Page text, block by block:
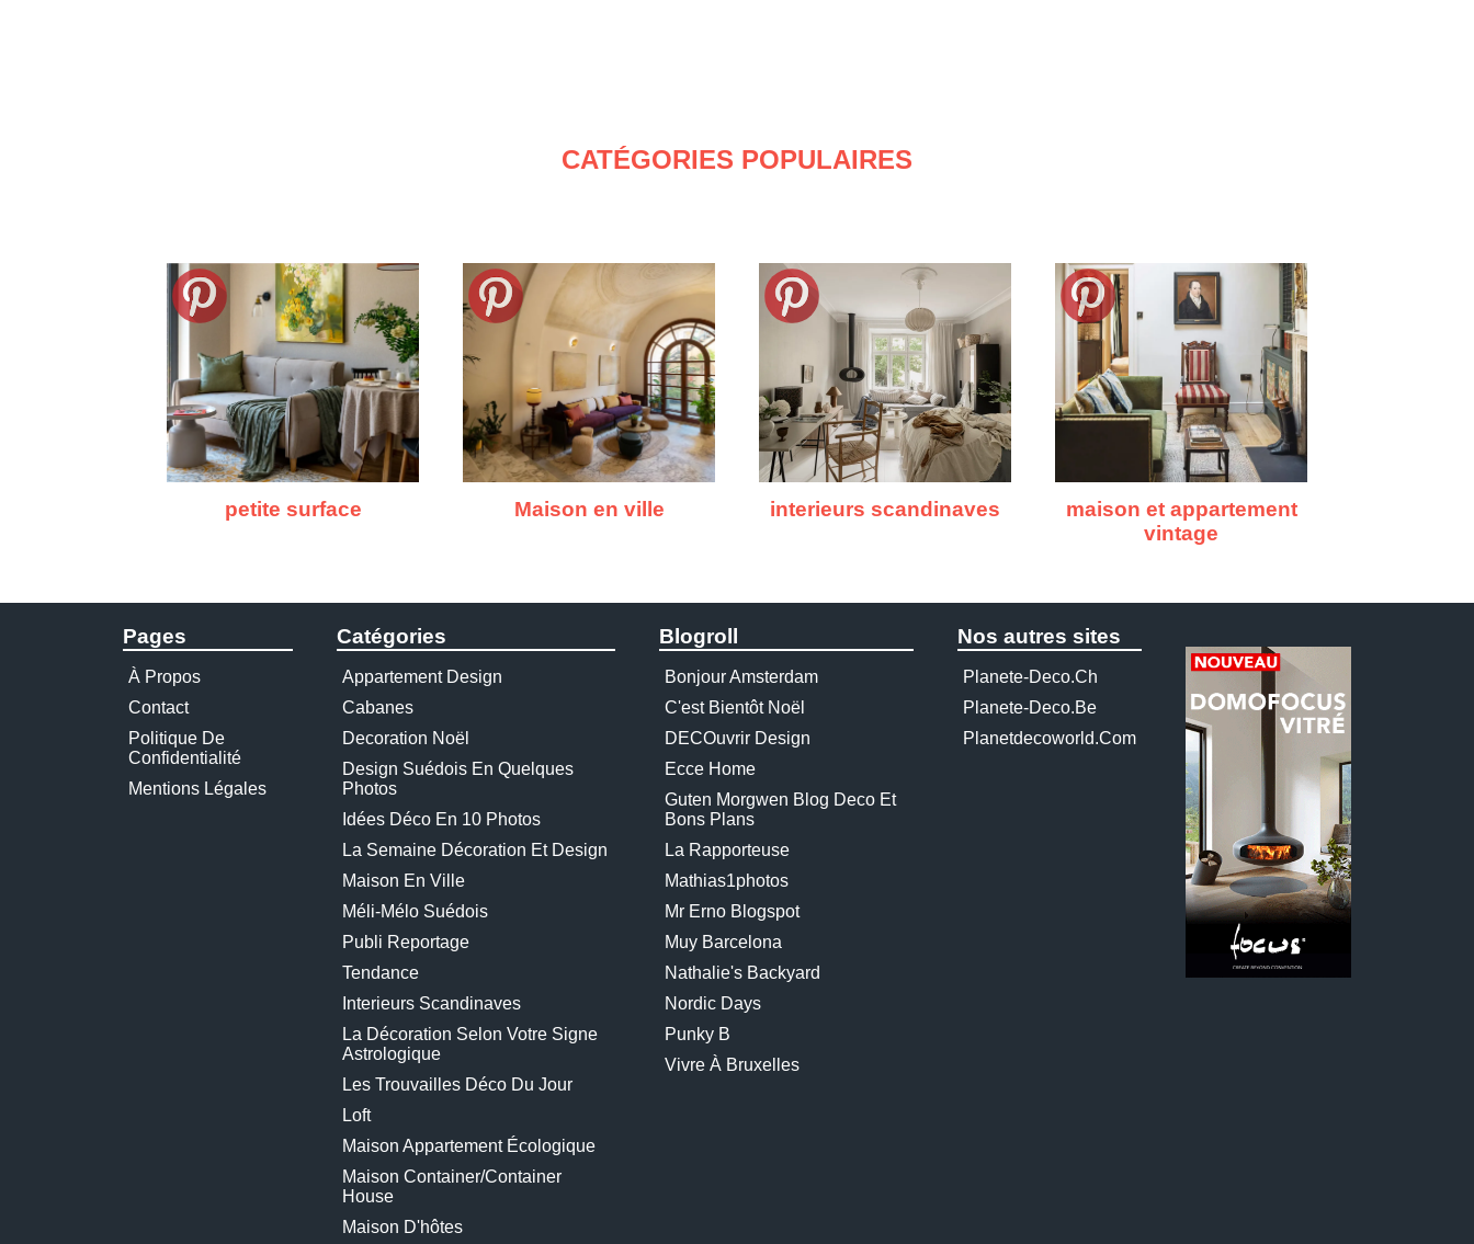
CATÉGORIES POPULAIRES
petite surface Maison en ville interieurs scandinaves
maison et appartement
vintage
Pages
À Propos
Contact
Politique De
Confidentialité
Mentions Légales
Catégories
Appartement Design
Cabanes
Decoration Noël
Design Suédois En Quelques
Photos
Idées Déco En 10 Photos
La Semaine Décoration Et Design
Maison En Ville
Méli-Mélo Suédois
Publi Reportage
Tendance
Interieurs Scandinaves
La Décoration Selon Votre Signe
Astrologique
Les Trouvailles Déco Du Jour
Loft
Maison Appartement Écologique
Maison Container/container
House
Maison D'hôtes
Blogroll
Bonjour Amsterdam
C'est Bientôt Noël
DECOuvrir Design
Ecce Home
Guten Morgwen Blog Deco Et
Bons Plans
La Rapporteuse
Mathias1photos
Mr Erno Blogspot
Muy Barcelona
Nathalie's Backyard
Nordic Days
Punky B
Vivre À Bruxelles
Nos autres sites
Planete-Deco.ch
Planete-Deco.be
Planetdecoworld.com